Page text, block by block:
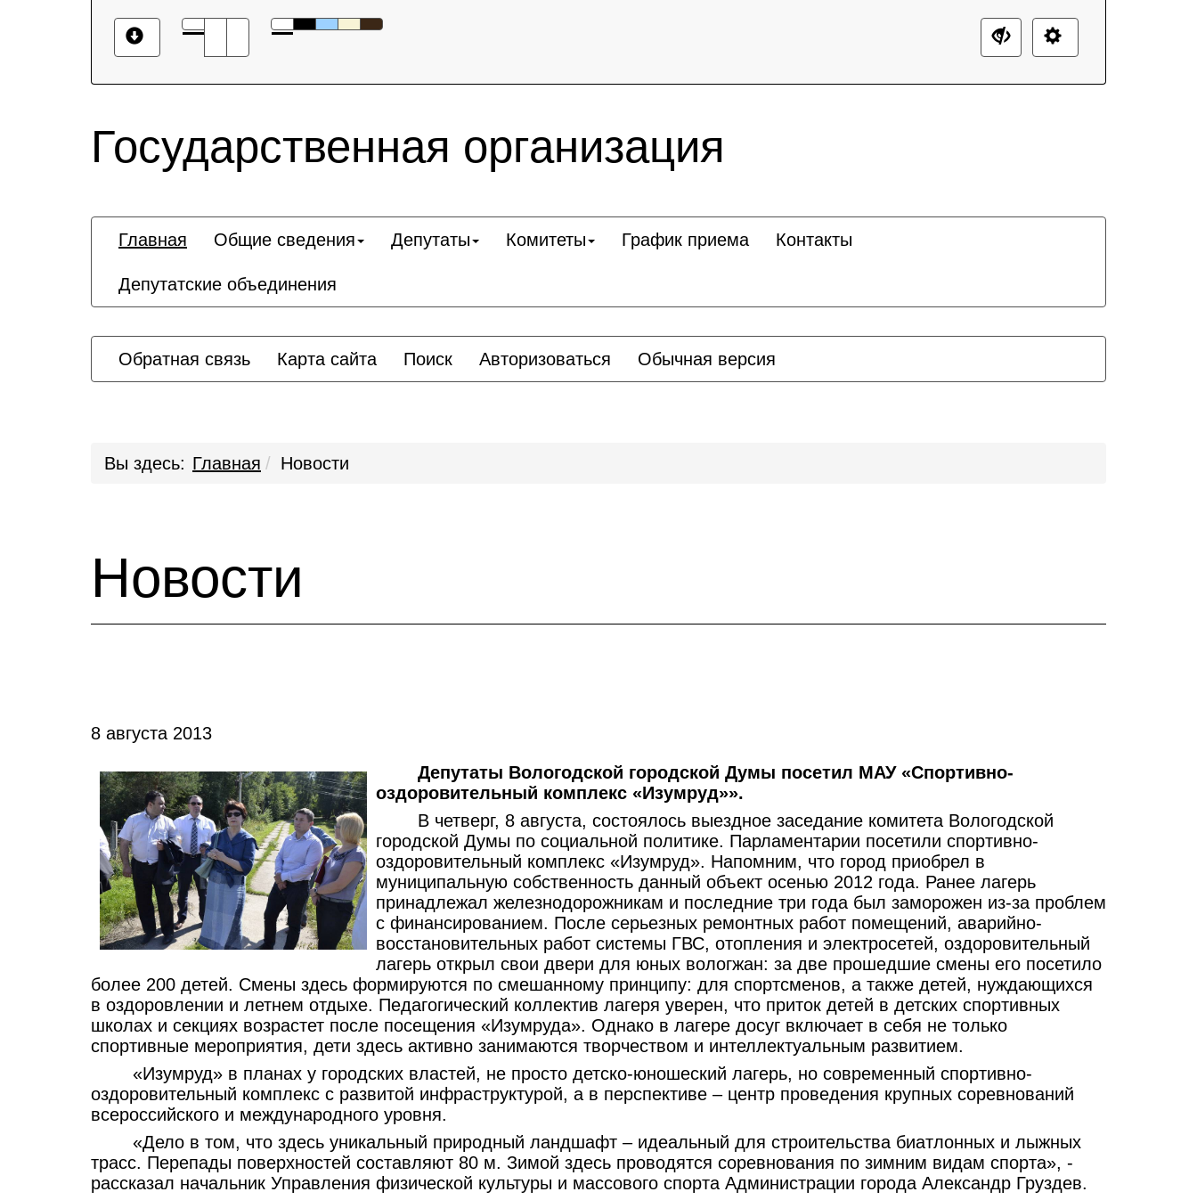
Государственная организация
Главная Общие сведения Депутаты Комитеты График приема Контакты
Депутатские объединения
Обратная связь Карта сайта Поиск Авторизоваться Обычная версия
Вы здесь: Главная Новости
Новости
8 августа 2013
Депутаты Вологодской городской Думы посетил МАУ «Спортивно-
оздоровительный комплекс «Изумруд»».
В четверг, 8 августа, состоялось выездное заседание комитета Вологодской
городской Думы по социальной политике. Парламентарии посетили спортивно-
оздоровительный комплекс «Изумруд». Напомним, что город приобрел в
муниципальную собственность данный объект осенью 2012 года. Ранее лагерь
принадлежал железнодорожникам и последние три года был заморожен из-за проблем
с финансированием. После серьезных ремонтных работ помещений, аварийно-
восстановительных работ системы ГВС, отопления и электросетей, оздоровительный
лагерь открыл свои двери для юных вологжан: за две прошедшие смены его посетило
более 200 детей. Смены здесь формируются по смешанному принципу: для спортсменов, а также детей, нуждающихся
в оздоровлении и летнем отдыхе. Педагогический коллектив лагеря уверен, что приток детей в детских спортивных
школах и секциях возрастет после посещения «Изумруда». Однако в лагере досуг включает в себя не только
спортивные мероприятия, дети здесь активно занимаются творчеством и интеллектуальным развитием.
«Изумруд» в планах у городских властей, не просто детско-юношеский лагерь, но современный спортивно-
оздоровительный комплекс с развитой инфраструктурой, а в перспективе – центр проведения крупных соревнований
всероссийского и международного уровня.
«Дело в том, что здесь уникальный природный ландшафт – идеальный для строительства биатлонных и лыжных
трасс. Перепады поверхностей составляют 80 м. Зимой здесь проводятся соревнования по зимним видам спорта», -
рассказал начальник Управления физической культуры и массового спорта Администрации города Александр Груздев.